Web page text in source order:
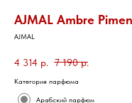
AJMAL Ambre
AJMAL
4 314 р. 7 190 р.
Категория парфюма
Арабский парфюм